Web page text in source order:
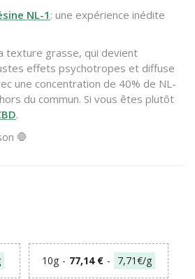
NL-1: une expérience inédite
texture grasse, qui devient
effets psychotropes et diffuse
une concentration de 40% de NL-
du commun. Si vous êtes plutôt
.
🛑
10g - 77,14 € - 7,71€/g